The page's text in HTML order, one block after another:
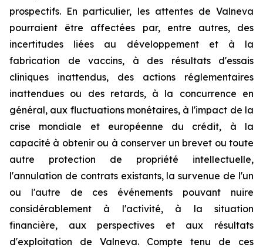
prospectifs. En particulier, les attentes de Valneva
pourraient être affectées par, entre autres, des
incertitudes liées au développement et à la
fabrication de vaccins, à des résultats d'essais
cliniques inattendus, des actions réglementaires
inattendues ou des retards, à la concurrence en
général, aux fluctuations monétaires, à l'impact de la
crise mondiale et européenne du crédit, à la
capacité à obtenir ou à conserver un brevet ou toute
autre protection de propriété intellectuelle,
l'annulation de contrats existants, la survenue de l'un
ou l'autre de ces événements pouvant nuire
considérablement à l'activité, à la situation
financière, aux perspectives et aux résultats
d'exploitation de Valneva. Compte tenu de ces